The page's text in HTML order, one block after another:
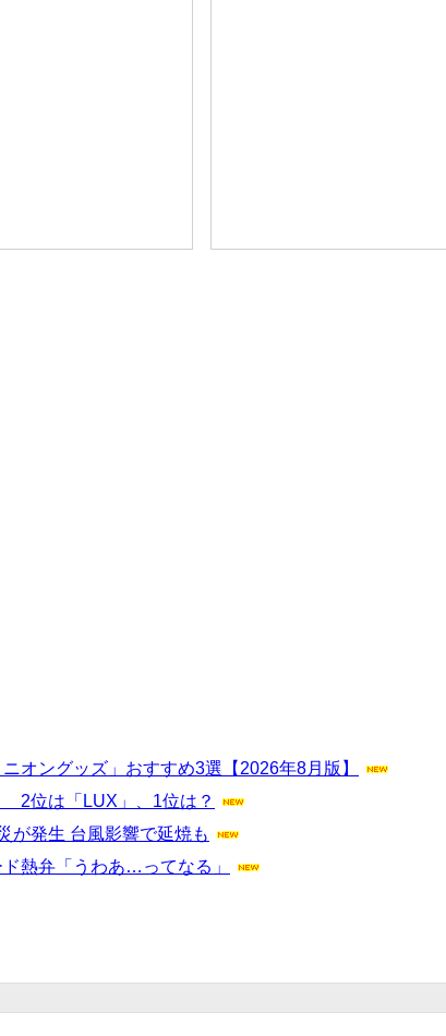
オングッズ」おすすめ3選【2026年8月版】
2位は「LUX」、1位は？
が発生 台風影響で延焼も
熱弁「うわあ…ってなる」